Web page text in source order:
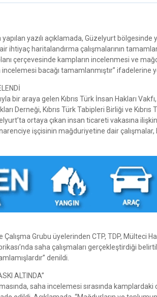
yazılı açıklamada, Güzelyurt
ihtiyaç haritalandırma çalışmalarının
çerçevesinde kampların incelenmesi ve
incelemesi bacağı tamamlanmıştır” ifadelerine
bir araya gelen Kıbrıs Türk İnsan Hakları
Derneği, Kıbrıs Türk Tabipleri Birliği ve
ortaya çıkan insan ticareti vakasına
narenciye işçisinin mağduriyetine dair
Grubu üyelerinden CTP, TDP, Mülteci
saha çalışmaları gerçekleştirdiği
denildi.
ALTINDA”
saha incelemesi sırasında